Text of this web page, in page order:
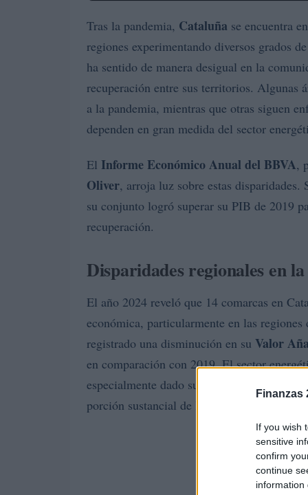
Finanzas
If you wish
sensitive
confirm
continue
information
Tras la pandemia, Cataluña se encuentra
regiones experimentando diversos grados
ha sentido de manera desigual en la
recuperación entre sus territorios. Algunas
a la pandemia, mientras que otras siguen
dependen en gran medida del sector
El Informe Económico Anual del BBVA,
Oliver, arroja luz sobre estas
su conjunto logró superar su PIB de 2019
recuperación.
Disparidades regionales en
El año 2024 reveló que 14 comarcas en
económica, particularmente en las regiones
registrado una disminución en su Valor
en comparación con 2019. El sector
especialmente dado su alto grado de
porción sustancial de la economía local.